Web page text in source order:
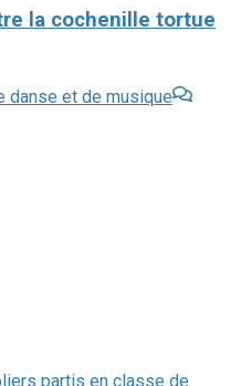
la cochenille tortue
danse et de musique
partis en classe de